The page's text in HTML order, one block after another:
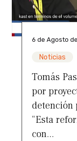
6 de Agosto
Noticias
Tomás
por
detención
“Esta
con...